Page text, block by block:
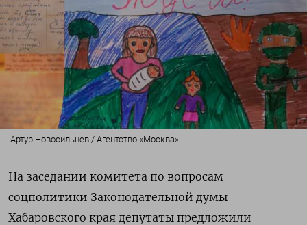
Артур Новосильцев / Агентство «Москва»
На заседании комитета по вопросам
соцполитики Законодательной думы
Хабаровского края депутаты предложили